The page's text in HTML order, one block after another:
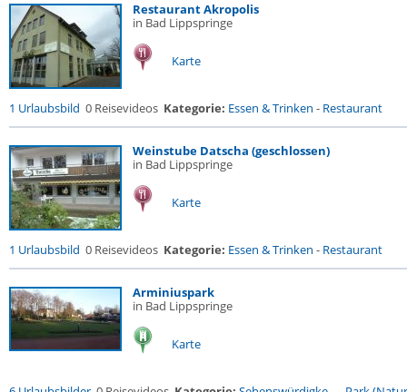
Restaurant Akropolis
in Bad Lippspringe
Karte
1 Urlaubsbild 0 Reisevideos Kategorie: Essen & Trinken - Restaurant
Weinstube Datscha (geschlossen)
in Bad Lippspringe
Karte
1 Urlaubsbild 0 Reisevideos Kategorie: Essen & Trinken - Restaurant
Arminiuspark
in Bad Lippspringe
Karte